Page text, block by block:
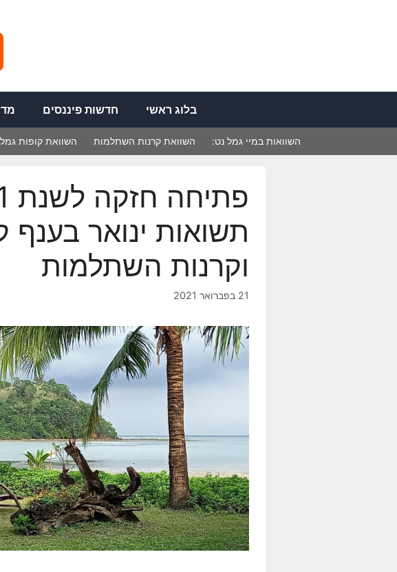
בלוג ראשי חדשות פיננסים
השוואות במיי גמל נט: השוואת קרנות השתלמות השוואת קופות
תשואות ינואר בענף
וקרנות השתלמות
21 בפברואר 2021